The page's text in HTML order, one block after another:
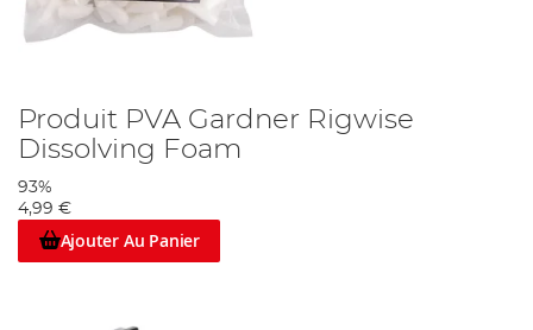
Produit PVA Gardner Rigwise
Dissolving Foam
93%
4,99 €
Ajouter Au Panier